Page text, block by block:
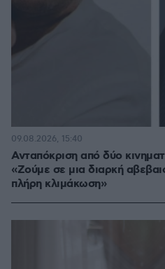
Ανταπόκριση από δύο
«Ζούμε σε μια διαρκή
πλήρη κλιμάκωση»
09.08.2026, 15:40